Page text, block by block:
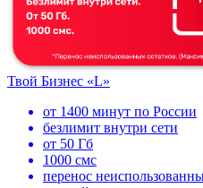
Твой Бизнес «L»
от 1400 минут по России
безлимит внутри сети
от 50 Гб
1000 смс
перенос